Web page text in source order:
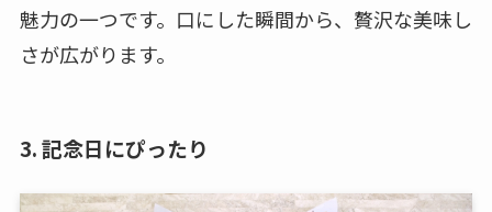
魅力の一つです。口にした瞬間から、贅沢な美味し
さが広がります。
3. 記念日にぴったり